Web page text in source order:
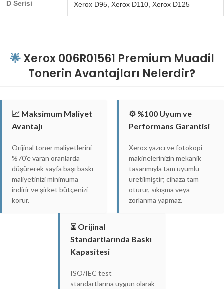
D Serisi Xerox D95, Xerox D110, Xerox D125
🌟Xerox 006R01561 Premium Muadil
Tonerin Avantajları Nelerdir?
📈 Maksimum Maliyet
Avantajı
Orijinal toner maliyetlerini
%70’e varan oranlarda
düşürerek sayfa başı baskı
maliyetinizi minimuma
indirir ve şirket bütçenizi
korur.
⚙️ %100 Uyum ve
Performans Garantisi
Xerox yazıcı ve fotokopi
makinelerinizin mekanik
tasarımıyla tam uyumlu
üretilmiştir; cihaza tam
oturur, sıkışma veya
zorlanma yapmaz.
⏳ Orijinal
Standartlarında Baskı
Kapasitesi
ISO/IEC test
standartlarına uygun olarak